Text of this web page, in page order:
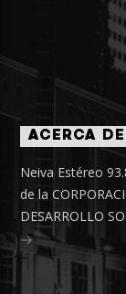
ACERCA
Neiva Estéreo
de la
DESARROLLO